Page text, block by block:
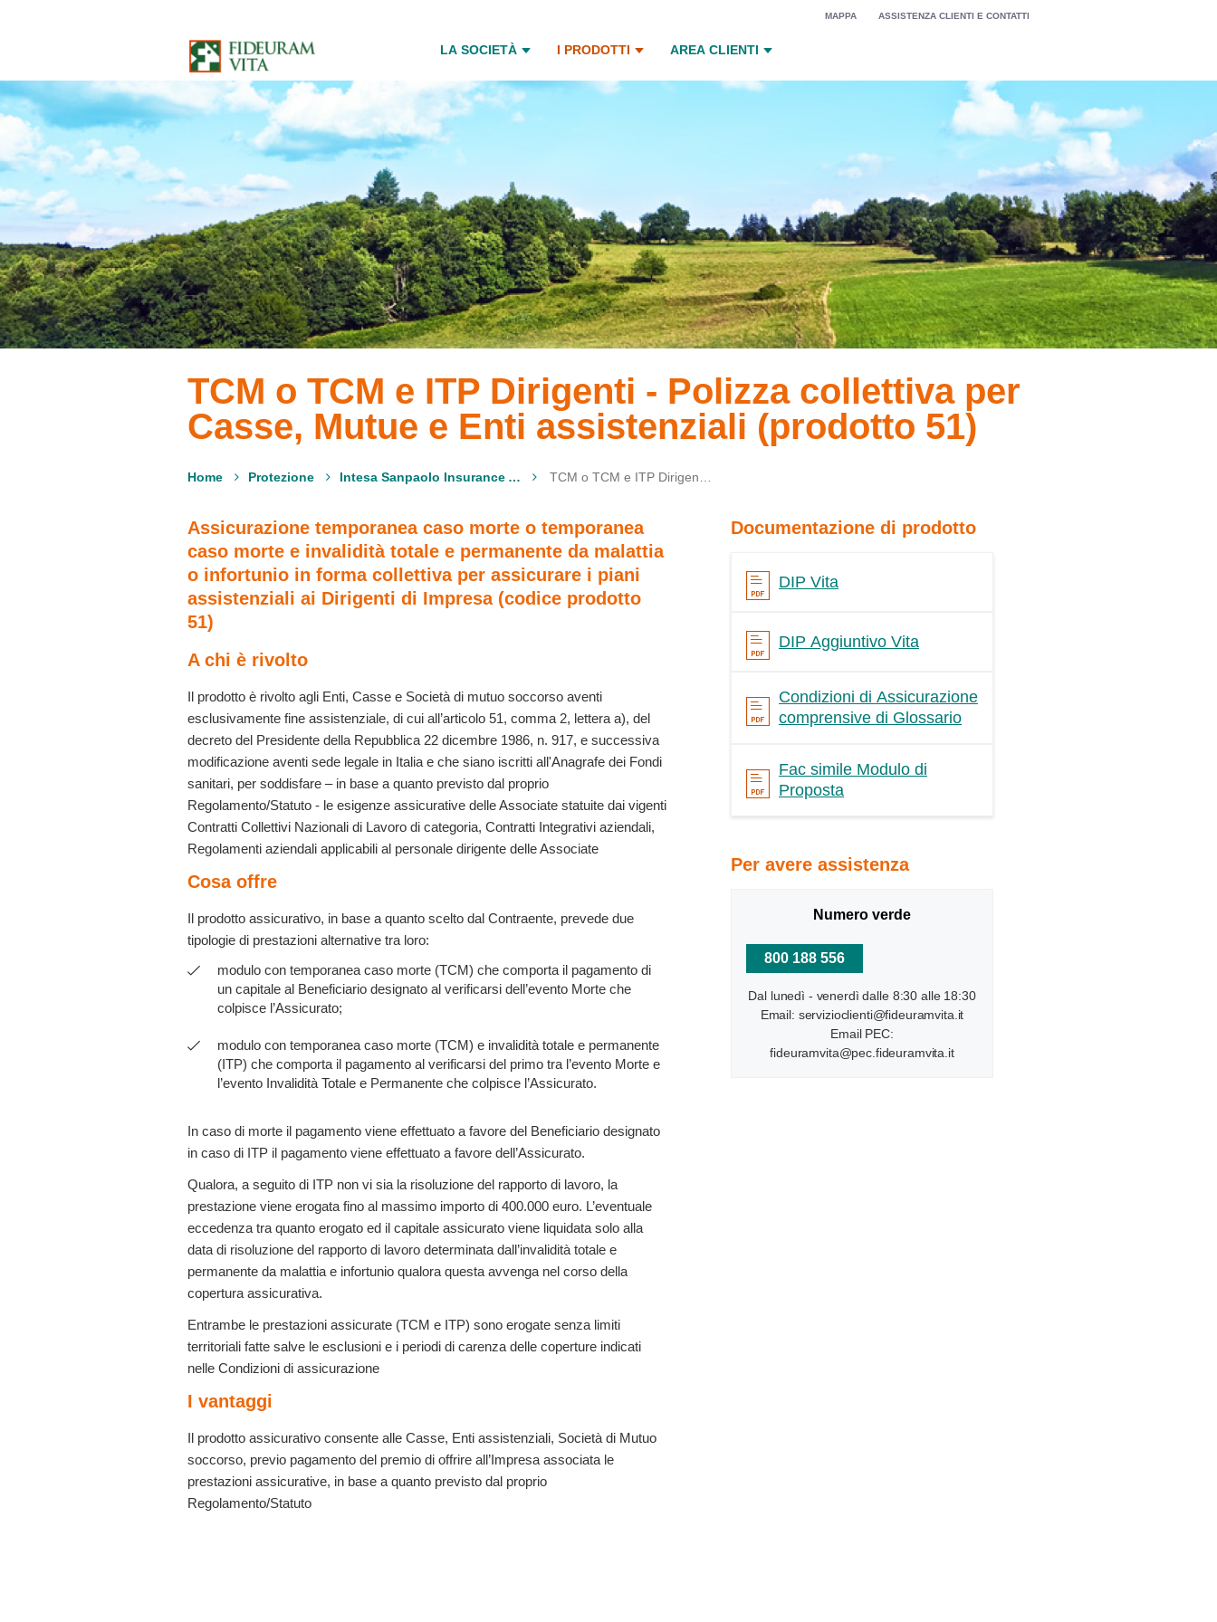
MAPPA ASSISTENZA CLIENTI E CONTATTI
LA SOCIETÀ I PRODOTTI AREA CLIENTI
TCM o TCM e ITP Dirigenti - Polizza collettiva per
Casse, Mutue e Enti assistenziali (prodotto 51)
Home Protezione Intesa Sanpaolo Insurance Agency TCM o TCM e ITP Dirigenti - Polizza collettiva per Casse, Mutue e Enti assistenziali (prodotto 51)
Assicurazione temporanea caso morte o temporanea
caso morte e invalidità totale e permanente da malattia
o infortunio in forma collettiva per assicurare i piani
assistenziali ai Dirigenti di Impresa (codice prodotto
51)
A chi è rivolto
Il prodotto è rivolto agli Enti, Casse e Società di mutuo soccorso aventi
esclusivamente fine assistenziale, di cui all’articolo 51, comma 2, lettera a), del
decreto del Presidente della Repubblica 22 dicembre 1986, n. 917, e successiva
modificazione aventi sede legale in Italia e che siano iscritti all'Anagrafe dei Fondi
sanitari, per soddisfare – in base a quanto previsto dal proprio
Regolamento/Statuto - le esigenze assicurative delle Associate statuite dai vigenti
Contratti Collettivi Nazionali di Lavoro di categoria, Contratti Integrativi aziendali,
Regolamenti aziendali applicabili al personale dirigente delle Associate
Cosa offre
Il prodotto assicurativo, in base a quanto scelto dal Contraente, prevede due
tipologie di prestazioni alternative tra loro:
modulo con temporanea caso morte (TCM) che comporta il pagamento di
un capitale al Beneficiario designato al verificarsi dell’evento Morte che
colpisce l’Assicurato;
modulo con temporanea caso morte (TCM) e invalidità totale e permanente
(ITP) che comporta il pagamento al verificarsi del primo tra l’evento Morte e
l’evento Invalidità Totale e Permanente che colpisce l’Assicurato.
In caso di morte il pagamento viene effettuato a favore del Beneficiario designato
in caso di ITP il pagamento viene effettuato a favore dell’Assicurato.
Qualora, a seguito di ITP non vi sia la risoluzione del rapporto di lavoro, la
prestazione viene erogata fino al massimo importo di 400.000 euro. L’eventuale
eccedenza tra quanto erogato ed il capitale assicurato viene liquidata solo alla
data di risoluzione del rapporto di lavoro determinata dall’invalidità totale e
permanente da malattia e infortunio qualora questa avvenga nel corso della
copertura assicurativa.
Entrambe le prestazioni assicurate (TCM e ITP) sono erogate senza limiti
territoriali fatte salve le esclusioni e i periodi di carenza delle coperture indicati
nelle Condizioni di assicurazione
I vantaggi
Il prodotto assicurativo consente alle Casse, Enti assistenziali, Società di Mutuo
soccorso, previo pagamento del premio di offrire all’Impresa associata le
prestazioni assicurative, in base a quanto previsto dal proprio
Regolamento/Statuto
Documentazione di prodotto
DIP Vita
DIP Aggiuntivo Vita
Condizioni di Assicurazione
comprensive di Glossario
Fac simile Modulo di
Proposta
Per avere assistenza
Numero verde
800 188 556
Dal lunedì - venerdì dalle 8:30 alle 18:30
Email: servizioclienti@fideuramvita.it
Email PEC:
fideuramvita@pec.fideuramvita.it